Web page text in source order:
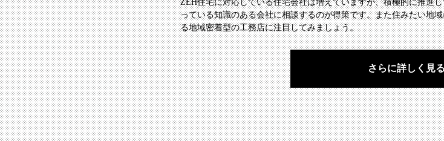
ZEH住宅に対応している住宅会社は増えていますが、積極的に推進
っている知識のある会社に相談するのが得策です。また住みたい地
る地域密着型の工務店に注目してみましょう。
さらに詳しく見る